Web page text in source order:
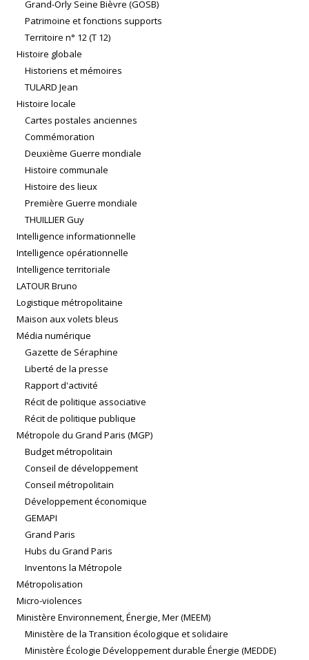
Grand-Orly Seine Bièvre (GOSB)
Patrimoine et fonctions supports
Territoire n° 12 (T 12)
Histoire globale
Historiens et mémoires
TULARD Jean
Histoire locale
Cartes postales anciennes
Commémoration
Deuxième Guerre mondiale
Histoire communale
Histoire des lieux
Première Guerre mondiale
THUILLIER Guy
Intelligence informationnelle
Intelligence opérationnelle
Intelligence territoriale
LATOUR Bruno
Logistique métropolitaine
Maison aux volets bleus
Média numérique
Gazette de Séraphine
Liberté de la presse
Rapport d'activité
Récit de politique associative
Récit de politique publique
Métropole du Grand Paris (MGP)
Budget métropolitain
Conseil de développement
Conseil métropolitain
Développement économique
GEMAPI
Grand Paris
Hubs du Grand Paris
Inventons la Métropole
Métropolisation
Micro-violences
Ministère Environnement, Énergie, Mer (MEEM)
Ministère de la Transition écologique et solidaire
Ministère Écologie Développement durable Énergie (MEDDE)